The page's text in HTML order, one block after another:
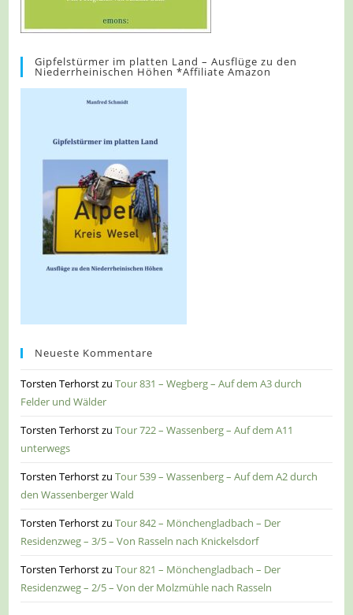
Gipfelstürmer im platten Land – Ausflüge zu den
Niederrheinischen Höhen *Affiliate Amazon
Neueste Kommentare
Torsten TerhorstzuTour 831 – Wegberg – Auf dem A3 durch
Felder und Wälder
Torsten TerhorstzuTour 722 – Wassenberg – Auf dem A11
unterwegs
Torsten TerhorstzuTour 539 – Wassenberg – Auf dem A2 durch
den Wassenberger Wald
Torsten TerhorstzuTour 842 – Mönchengladbach – Der
Residenzweg – 3/5 – Von Rasseln nach Knickelsdorf
Torsten TerhorstzuTour 821 – Mönchengladbach – Der
Residenzweg – 2/5 – Von der Molzmühle nach Rasseln